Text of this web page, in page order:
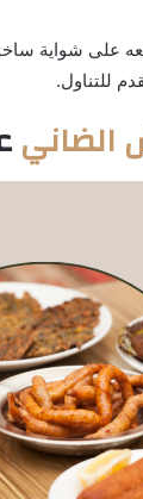
على شواية
للتناول.
الضاني